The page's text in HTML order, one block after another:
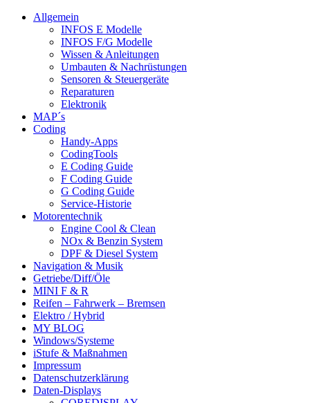
Allgemein
INFOS E Modelle
INFOS F/G Modelle
Wissen & Anleitungen
Umbauten & Nachrüstungen
Sensoren & Steuergeräte
Reparaturen
Elektronik
MAP´s
Coding
Handy-Apps
CodingTools
E Coding Guide
F Coding Guide
G Coding Guide
Service-Historie
Motorentechnik
Engine Cool & Clean
NOx & Benzin System
DPF & Diesel System
Navigation & Musik
Getriebe/Diff/Öle
MINI F & R
Reifen – Fahrwerk – Bremsen
Elektro / Hybrid
MY BLOG
Windows/Systeme
iStufe & Maßnahmen
Impressum
Datenschutzerklärung
Daten-Displays